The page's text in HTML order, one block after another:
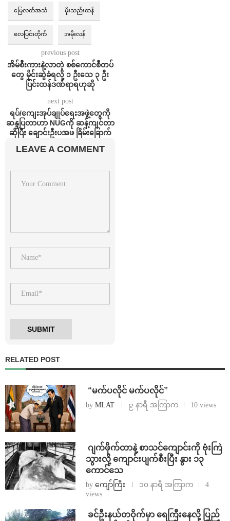
မြေလတ်အသံ မိုးသည်းထန်
လေပြင်းတိုက် အမိုးလန်
previous post
အိမ်စီးကားနဲ့လာတဲ့ စစ်ကောင်စီတပ်
တွေ မိုင်းဆွဲခံရလို့ ၁ ဦးသေ ၃ ဦး
ပြင်းထန်ဒဏ်ရာရဟုဆို
next post
ရပ်/ကျေးအုပ်ချုပ်ရေးအဖွဲ့တွေကို
ဆန္ဒပြတာဟာ NUGကို ဆန့်ကျင်တာ
ဆိုပြီး ချောင်းဦးပအဖ ခြိမ်းခြောက်
LEAVE A COMMENT
RELATED POST
⁨ ⁨“မက်ပလိုင် မက်ပလိုင်”
by MLAT ၉ နာရီ အကြာက 10 views
⁨⁩ ⁨ဂျက်ဖိုက်တာနဲ့ စာသင်ကျောင်းကို ဗုံးကြဲ
သွားလို့ ကျောင်းပျက်စီးပြီး နွား ၁၃
ကောင်သေ
by ကျော်ကြီး ၁၀ နာရီ အကြာက
4
views
⁩ ⁨ခင်ဦးနယ်တဝိုက်မှာ ရေကြီးနေလို့ ပြည်